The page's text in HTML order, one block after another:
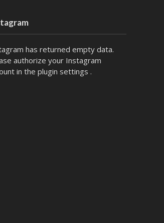
has returned empty data.
authorize your Instagram
in the plugin settings .